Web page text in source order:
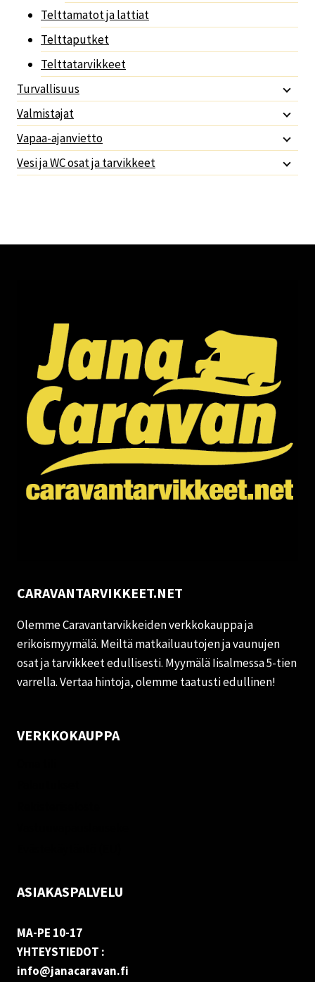
Telttamatot ja lattiat
Telttaputket
Telttatarvikkeet
Turvallisuus
Valmistajat
Vapaa-ajanvietto
Vesi ja WC osat ja tarvikkeet
CARAVANTARVIKKEET.NET
Olemme Caravantarvikkeiden verkkokauppa ja
erikoismyymälä. Meiltä matkailuautojen ja vaunujen
osat ja tarvikkeet edullisesti. Myymälä Iisalmessa 5-tien
varrella. Vertaa hintoja, olemme taatusti edullinen!
VERKKOKAUPPA
ASIAKASPALVELU
MA-PE 10-17
YHTEYSTIEDOT :
info@janacaravan.fi